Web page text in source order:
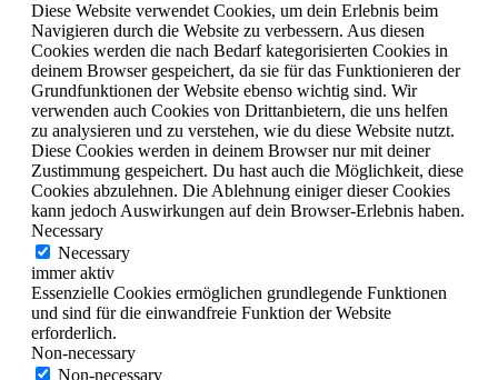
Diese Website verwendet Cookies, um dein Erlebnis beim
Navigieren durch die Website zu verbessern. Aus diesen
Cookies werden die nach Bedarf kategorisierten Cookies in
deinem Browser gespeichert, da sie für das Funktionieren der
Grundfunktionen der Website ebenso wichtig sind. Wir
verwenden auch Cookies von Drittanbietern, die uns helfen
zu analysieren und zu verstehen, wie du diese Website nutzt.
Diese Cookies werden in deinem Browser nur mit deiner
Zustimmung gespeichert. Du hast auch die Möglichkeit, diese
Cookies abzulehnen. Die Ablehnung einiger dieser Cookies
kann jedoch Auswirkungen auf dein Browser-Erlebnis haben.
Necessary
Necessary
immer aktiv
Essenzielle Cookies ermöglichen grundlegende Funktionen
und sind für die einwandfreie Funktion der Website
erforderlich.
Non-necessary
Non-necessary